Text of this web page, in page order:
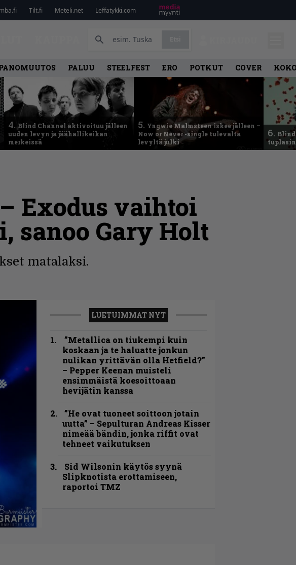
Tilt.fi Meteli.net Leffatykki.com
PALUU STEELFEST ERO POTKUT COVER
4.Blind Channel aktivoituu jälleen
uuden levyn ja jäähallikeikan
merkeissä
5. Yngwie Malmsteen iskee jälleen –
Now or Never -single tulevalta
levyltä julki
6.
Exodus vaihtoi
sanoo Gary Holt
matalaksi.
LUETUIMMAT NYT
”Metallica on tiukempi kuin
koskaan ja te haluatte jonkun
nulikan yrittävän olla Hetfield?”
– Pepper Keenan muisteli
ensimmäistä koesoittoaan
hevijätin kanssa
”He ovat tuoneet soittoon jotain
uutta” – Sepulturan Andreas Kisser
nimeää bändin, jonka riffit ovat
tehneet vaikutuksen
Sid Wilsonin käytös syynä
Slipknotista erottamiseen,
raportoi TMZ